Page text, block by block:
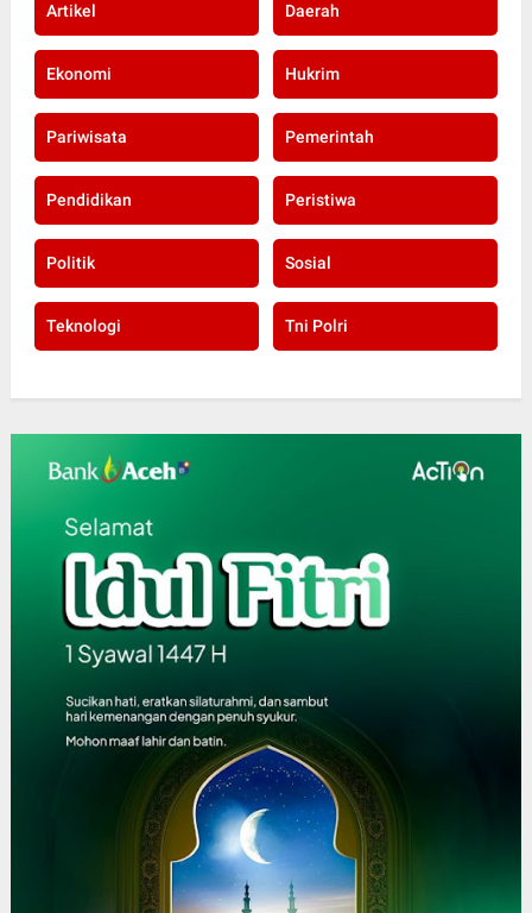
Artikel Daerah
Ekonomi Hukrim
Pariwisata Pemerintah
Pendidikan Peristiwa
Politik Sosial
Teknologi Tni Polri